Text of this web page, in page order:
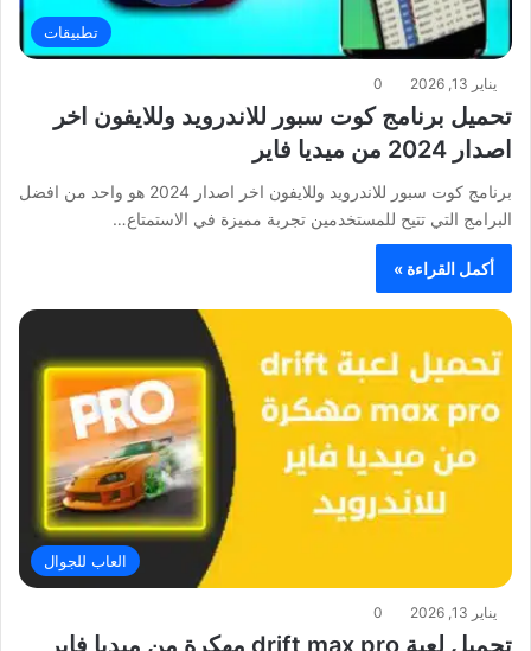
تطبيقات
يناير 13, 2026 0
تحميل برنامج كوت سبور للاندرويد وللايفون اخر
اصدار 2024 من ميديا فاير
برنامج كوت سبور للاندرويد وللايفون اخر اصدار 2024 هو واحد من افضل
البرامج التي تتيح للمستخدمين تجربة مميزة في الاستمتاع…
أكمل القراءة »
العاب للجوال
يناير 13, 2026 0
تحميل لعبة drift max pro مهكرة من ميديا فاير